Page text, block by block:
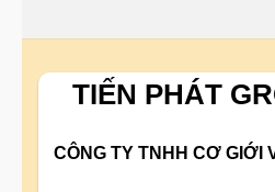
TIẾN PHÁT
CÔNG TY TNHH CƠ GIỚI